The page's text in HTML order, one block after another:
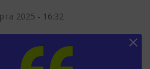
2025 - 16:32